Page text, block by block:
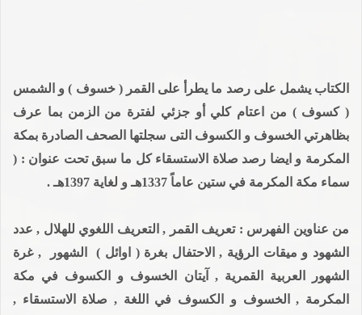
الكتاب يشمل على رصد ما يطرأ على القمر ( خسوف ) و الشمس
( كسوف ) من اعتام كلي أو جزئي لفترة من الزمن بما عرف
بظاهرتي الخسوف و الكسوف التى سجلتها الصحف الصادرة بمكة
المكرمة و ايضا رصد صلاة الاستسقاء كل ما سبق تحت عنوان : (
سماء مكة المكرمة في ستين عاماً 1337هـ و لغاية 1397هـ .
من عناوين الفهرس : تعريف القمر , التعريف اللغوي للهلال , عدد
الشهود و ميقات الرؤية , الاحتفال بغرة ( اوائل ) الشهور , غرة
الشهور العربية القمرية , آيتان الخسوف و الكسوف في مكة
المكرمة , الخسوف و الكسوف في اللغة , صلاة الاستسقاء ,